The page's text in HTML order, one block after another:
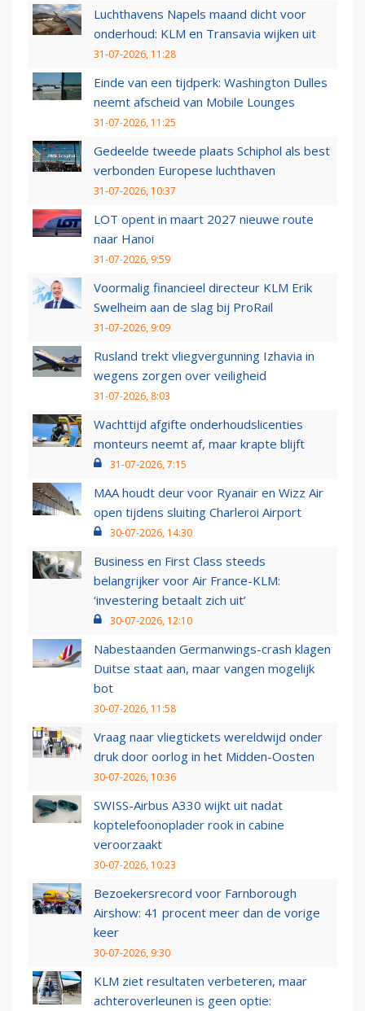
Luchthavens Napels maand dicht voor
onderhoud: KLM en Transavia wijken uit
31-07-2026, 11:28
Einde van een tijdperk: Washington Dulles
neemt afscheid van Mobile Lounges
31-07-2026, 11:25
Gedeelde tweede plaats Schiphol als best
verbonden Europese luchthaven
31-07-2026, 10:37
LOT opent in maart 2027 nieuwe route
naar Hanoi
31-07-2026, 9:59
Voormalig financieel directeur KLM Erik
Swelheim aan de slag bij ProRail
31-07-2026, 9:09
Rusland trekt vliegvergunning Izhavia in
wegens zorgen over veiligheid
31-07-2026, 8:03
Wachttijd afgifte onderhoudslicenties
monteurs neemt af, maar krapte blijft
31-07-2026, 7:15
MAA houdt deur voor Ryanair en Wizz Air
open tijdens sluiting Charleroi Airport
30-07-2026, 14:30
Business en First Class steeds
belangrijker voor Air France-KLM:
‘investering betaalt zich uit’
30-07-2026, 12:10
Nabestaanden Germanwings-crash klagen
Duitse staat aan, maar vangen mogelijk
bot
30-07-2026, 11:58
Vraag naar vliegtickets wereldwijd onder
druk door oorlog in het Midden-Oosten
30-07-2026, 10:36
SWISS-Airbus A330 wijkt uit nadat
koptelefoonoplader rook in cabine
veroorzaakt
30-07-2026, 10:23
Bezoekersrecord voor Farnborough
Airshow: 41 procent meer dan de vorige
keer
30-07-2026, 9:30
KLM ziet resultaten verbeteren, maar
achteroverleunen is geen optie: